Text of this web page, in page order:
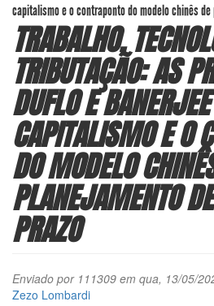
capitalismo e o contraponto do modelo chinês
TRABALHO,
TRIBUTAÇÃO: AS
DUFLO E
CAPITALISMO E O
DO MODELO
PLANEJAMENTO
PRAZO
Enviado por 111309 em qua, 13/05/
Zezo Lombardi